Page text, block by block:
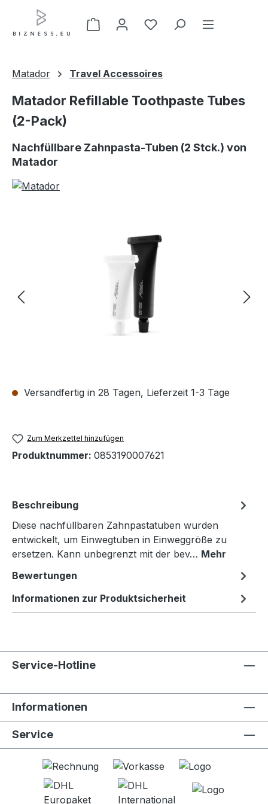
Zum Hauptinhalt springen
Matador Travel Accessoires
Matador Refillable Toothpaste Tubes
(2-Pack)
Nachfüllbare Zahnpasta-Tuben (2 Stck.) von
Matador
Versandfertig in 28 Tagen, Lieferzeit 1-3 Tage
Zum Merkzettel hinzufügen
Produktnummer: 0853190007621
Beschreibung
Diese nachfüllbaren Zahnpastatuben wurden
entwickelt, um Einwegtuben in Einweggröße zu
ersetzen. Kann unbegrenzt mit der bev… Mehr
Bewertungen
Informationen zur Produktsicherheit
Service-Hotline
Informationen
Service